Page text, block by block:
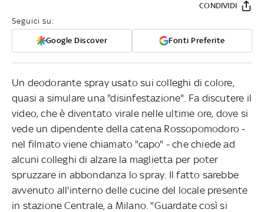
Seguici su:
Google Discover Fonti Preferite
CONDIVIDI
Un deodorante spray usato sui colleghi di colore,
quasi a simulare una "disinfestazione". Fa discutere il
video, che è diventato virale nelle ultime ore, dove si
vede un dipendente della catena Rossopomodoro -
nel filmato viene chiamato "capo" - che chiede ad
alcuni colleghi di alzare la maglietta per poter
spruzzare in abbondanza lo spray. Il fatto sarebbe
avvenuto all'interno delle cucine del locale presente
in stazione Centrale, a Milano. "Guardate così si